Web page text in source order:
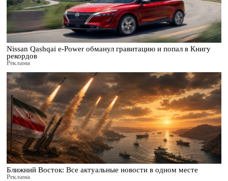
Nissan Qashqai e-Power обманул гравитацию и попал в Книгу
рекордов
Реклама
Ближний Восток: Все актуальные новости в одном месте
Реклама